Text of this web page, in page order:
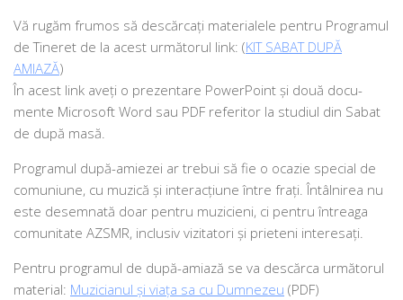
Vă rugăm fru­mos să des­căr­cați mate­ri­a­le­le pen­tru Programul
de Tineret de la acest urmă­to­rul link: (KIT SABAT DUPĂ
AMIAZĂ)
În acest link aveți o pre­zen­ta­re PowerPoint și două docu­
men­te Microsoft Word sau PDF refe­ri­tor la stu­di­ul din Sabat
de după masă.
Programul după-amie­zei ar tre­bui să fie o oca­zie spe­cial de
comu­niu­ne, cu muzi­că şi inte­ra­cţiu­ne între fra­ţi. Întâlnirea nu
este desem­na­tă doar pen­tru muzi­cieni, ci pen­tru întrea­ga
comu­ni­ta­te AZSMR, inclu­siv vizi­ta­tori şi pri­e­te­ni interesaţi.
Pentru pro­gra­mul de după-ami­a­ză se va des­căr­ca urmă­to­rul
mate­ri­al: Muzicianul şi via­ţa sa cu Dumnezeu (PDF)